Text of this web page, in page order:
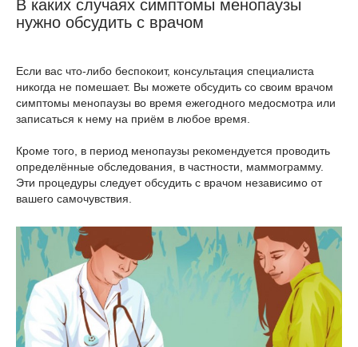
В каких случаях симптомы менопаузы
нужно обсудить с врачом
Если вас что-либо беспокоит, консультация специалиста
никогда не помешает. Вы можете обсудить со своим врачом
симптомы менопаузы во время ежегодного медосмотра или
записаться к нему на приём в любое время.
Кроме того, в период менопаузы рекомендуется проводить
определённые обследования, в частности, маммограмму.
Эти процедуры следует обсудить с врачом независимо от
вашего самочувствия.